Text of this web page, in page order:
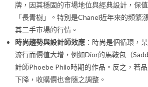
牌，因其穩固的市場地位與經典設計，保
「長青樹」。特別是Chanel近年來的頻繁
其二手市場的行情。
時尚趨勢與設計師效應 ：時尚是個循環，
流行而價值大增，例如Dior的馬鞍包（
計師Phoebe Philo時期的作品。反之，若
下降，收購價也會隨之調整。